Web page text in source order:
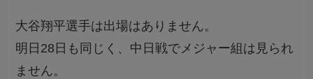
大谷翔平選手は出場はありません。
明日28日も同じく、中日戦でメジャー組は見られ
ません。